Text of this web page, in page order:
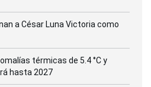
a César Luna Victoria como
térmicas de 5.4 °C y
hasta 2027